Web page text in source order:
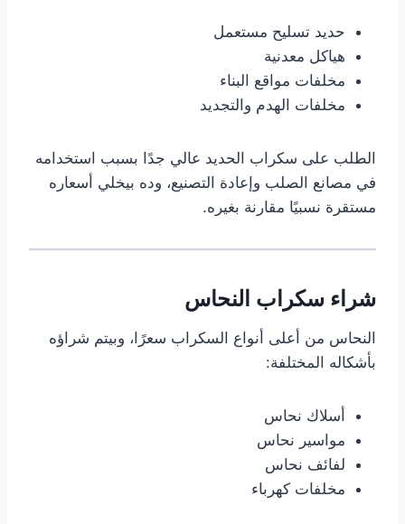
حديد تسليح مستعمل
هياكل معدنية
مخلفات مواقع البناء
مخلفات الهدم والتجديد
الطلب على سكراب الحديد عالي جدًا بسبب استخدامه
في مصانع الصلب وإعادة التصنيع، وده بيخلي أسعاره
مستقرة نسبيًا مقارنة بغيره.
شراء سكراب النحاس
النحاس من أعلى أنواع السكراب سعرًا، وبيتم شراؤه
بأشكاله المختلفة:
أسلاك نحاس
مواسير نحاس
لفائف نحاس
مخلفات كهرباء